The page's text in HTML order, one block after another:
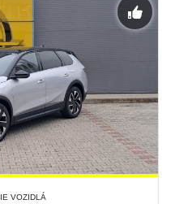
VOZIDLÁ